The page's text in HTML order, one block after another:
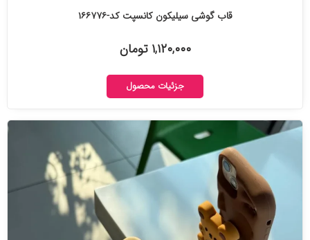
قاب گوشی سیلیکون کانسپت کد-۱۶۶۷۷۶
۱,۱۲۰,۰۰۰ تومان
جزئیات محصول